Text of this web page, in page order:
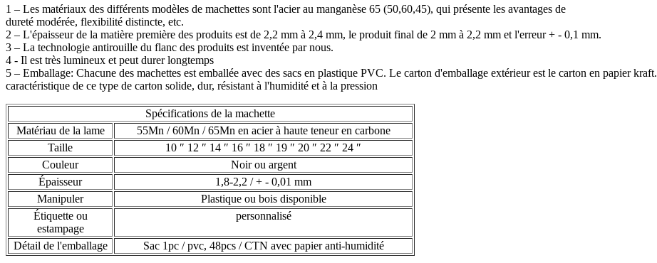
1 – Les matériaux des différents modèles de machettes sont l'acier au manganèse 65 (50,60,45), qui présente les avantages de
dureté modérée, flexibilité distincte, etc.
2 – L'épaisseur de la matière première des produits est de 2,2 mm à 2,4 mm, le produit final de 2 mm à 2,2 mm et l'erreur + - 0,1 mm.
3 – La technologie antirouille du flanc des produits est inventée par nous.
4 - Il est très lumineux et peut durer longtemps
5 – Emballage: Chacune des machettes est emballée avec des sacs en plastique PVC. Le carton d'emballage extérieur est le carton en papier kraft.
caractéristique de ce type de carton solide, dur, résistant à l'humidité et à la pression
Spécifications de la machette
Matériau de la lame
55Mn / 60Mn / 65Mn en acier à haute teneur en carbone
Taille
10 ″ 12 ″ 14 ″ 16 ″ 18 ″ 19 ″ 20 ″ 22 ″ 24 ″
Couleur
Noir ou argent
Épaisseur
1,8-2,2 / + - 0,01 mm
Manipuler
Plastique ou bois disponible
Étiquette ou
estampage
personnalisé
Détail de l'emballage Sac 1pc / pvc, 48pcs / CTN avec papier anti-humidité